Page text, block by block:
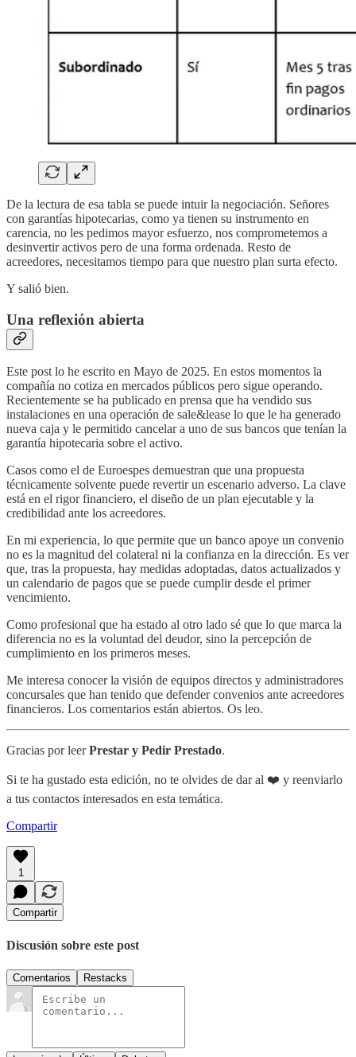
De la lectura de esa tabla se puede intuir la negociación. Señores
con garantías hipotecarias, como ya tienen su instrumento en
carencia, no les pedimos mayor esfuerzo, nos comprometemos a
desinvertir activos pero de una forma ordenada. Resto de
acreedores, necesitamos tiempo para que nuestro plan surta efecto.
Y salió bien.
Una reflexión abierta
Este post lo he escrito en Mayo de 2025. En estos momentos la
compañía no cotiza en mercados públicos pero sigue operando.
Recientemente se ha publicado en prensa que ha vendido sus
instalaciones en una operación de sale&lease lo que le ha generado
nueva caja y le permitido cancelar a uno de sus bancos que tenían la
garantía hipotecaria sobre el activo.
Casos como el de Euroespes demuestran que una propuesta
técnicamente solvente puede revertir un escenario adverso. La clave
está en el rigor financiero, el diseño de un plan ejecutable y la
credibilidad ante los acreedores.
En mi experiencia, lo que permite que un banco apoye un convenio
no es la magnitud del colateral ni la confianza en la dirección. Es ver
que, tras la propuesta, hay medidas adoptadas, datos actualizados y
un calendario de pagos que se puede cumplir desde el primer
vencimiento.
Como profesional que ha estado al otro lado sé que lo que marca la
diferencia no es la voluntad del deudor, sino la percepción de
cumplimiento en los primeros meses.
Me interesa conocer la visión de equipos directos y administradores
concursales que han tenido que defender convenios ante acreedores
financieros. Los comentarios están abiertos. Os leo.
Gracias por leerPrestar y Pedir Prestado.
Si te ha gustado esta edición, no te olvides de dar al ❤️ y reenviarlo
a tus contactos interesados en esta temática.
Compartir
1
Compartir
Discusión sobre este post
Comentarios Restacks